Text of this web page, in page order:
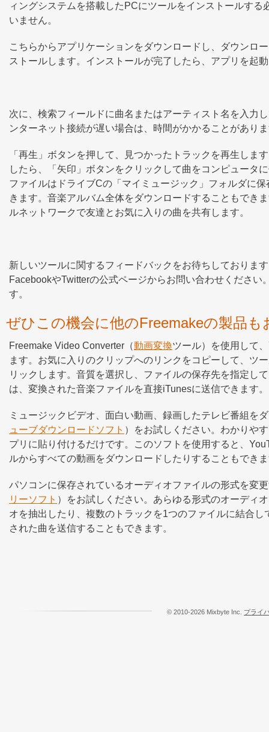
ィングシステムを搭載したPCにツールをインストールす
いません。
こちらからアプリケーションをダウンロードし、ダウンロ
ストールします。インストールが完了したら、アプリを起
次に、検索フィールドに曲名またはアーティスト名を入力
ンターネット接続が遅い場合は、時間がかかることがあり
「再生」ボタンを押して、見つかったトラックを再生し
したら、「矢印」ボタンをクリックして曲をコンピュータ
ファイルはドライブCの「マイミュージック」フォルダに
きます。音楽アルバム全体をダウンロードすることもでき
ルネットワークで友達とお気に入りの曲を共有します。
新しいツールに関するフィードバックをお待ちしておりま
FacebookやTwitterの公式ページからお問い合わせくださ
す。
ぜひこの機会に他のFreemakeの製品も
Freemake Video Converter（動画変換ツール）を使用して
ます。お気に入りのクリップへのリンクをコピーして、ツ
リックします。音質を選択し、ファイルの保存先を指定し
は、変換された音楽ファイルを直接iTunesに送信できます。
ミュージックビデオ、面白い動画、録画したテレビ番組を
ューブダウンロードソフト ）をお試しください。わかりや
プリに貼り付けるだけです。このソフトを使用すると、
ルからすべての動画をダウンロードしたりすることもでき
パソコンに保存されているオーディオファイルの形式を変
リーソフト ）をお試しください。あらゆる形式のオーディ
オを抽出したり、複数のトラックを1つのファイルに結合
された曲を送信することもできます。
© 2010-2026 Mixbyte Inc. プライ